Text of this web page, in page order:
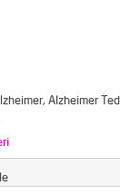
Alzheimer